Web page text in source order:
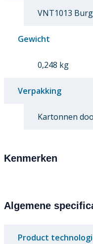
VNT1013
Gewicht
0,248 kg
Verpakking
Kartonnen
Kenmerken
Algemene
Product